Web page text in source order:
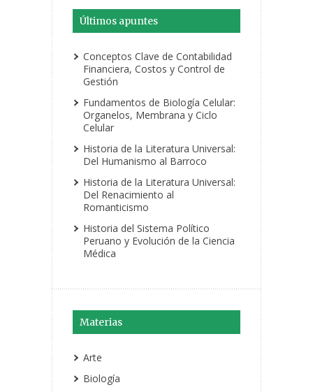
Últimos apuntes
Conceptos Clave de Contabilidad
Financiera, Costos y Control de
Gestión
Fundamentos de Biología Celular:
Organelos, Membrana y Ciclo
Celular
Historia de la Literatura Universal:
Del Humanismo al Barroco
Historia de la Literatura Universal:
Del Renacimiento al
Romanticismo
Historia del Sistema Político
Peruano y Evolución de la Ciencia
Médica
Materias
Arte
Biología